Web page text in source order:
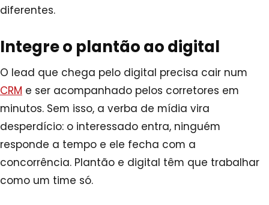
diferentes.
Integre o plantão ao digital
O lead que chega pelo digital precisa cair num
CRM e ser acompanhado pelos corretores em
minutos. Sem isso, a verba de mídia vira
desperdício: o interessado entra, ninguém
responde a tempo e ele fecha com a
concorrência. Plantão e digital têm que trabalhar
como um time só.